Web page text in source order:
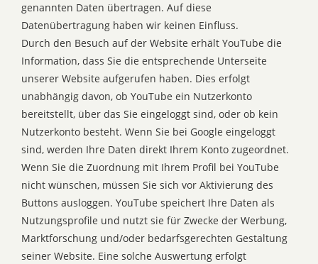
genannten Daten übertragen. Auf diese
Datenübertragung haben wir keinen Einfluss.
Durch den Besuch auf der Website erhält YouTube die
Information, dass Sie die entsprechende Unterseite
unserer Website aufgerufen haben. Dies erfolgt
unabhängig davon, ob YouTube ein Nutzerkonto
bereitstellt, über das Sie eingeloggt sind, oder ob kein
Nutzerkonto besteht. Wenn Sie bei Google eingeloggt
sind, werden Ihre Daten direkt Ihrem Konto zugeordnet.
Wenn Sie die Zuordnung mit Ihrem Profil bei YouTube
nicht wünschen, müssen Sie sich vor Aktivierung des
Buttons ausloggen. YouTube speichert Ihre Daten als
Nutzungsprofile und nutzt sie für Zwecke der Werbung,
Marktforschung und/oder bedarfsgerechten Gestaltung
seiner Website. Eine solche Auswertung erfolgt